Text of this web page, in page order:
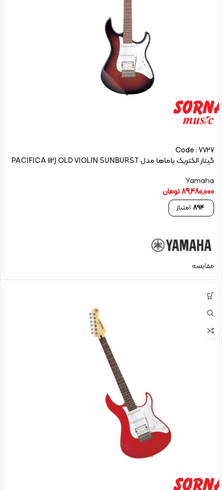
Code : 7727
گیتار الکتريک یاماها مدل PACIFICA 112J OLD VIOLIN SUNBURST
Yamaha
89,480,000تومان
894 امتیاز
مقایسه